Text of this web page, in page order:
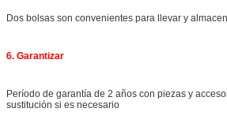
Dos bolsas son convenientes para llevar y
6. Garantizar
Período de garantía de 2 años con piezas y
sustitución si es necesario